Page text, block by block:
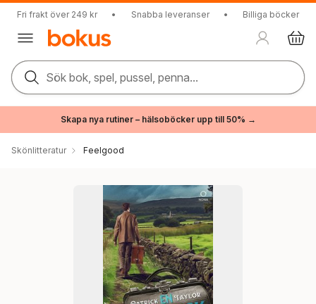
Fri frakt över 249 kr • Snabba leveranser • Billiga böcker
Sök bok, spel, pussel, penna...
Skapa nya rutiner – hälsoböcker upp till 50% →
Skönlitteratur Feelgood